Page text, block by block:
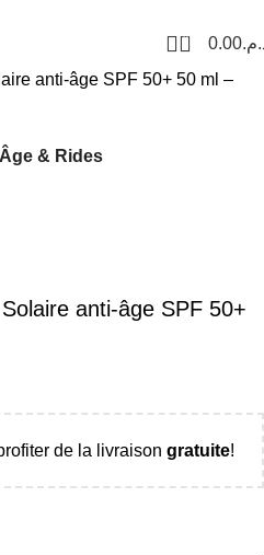
0 0.00
& Rides
anti-âge SPF 50+
de la livraison gratuite!